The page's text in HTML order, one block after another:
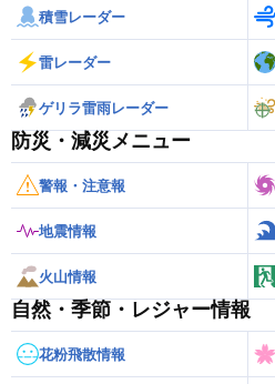
積雪レーダー
雷レーダー
ゲリラ雷雨レーダー
防災・減災メニュー
警報・注意報
地震情報
火山情報
自然・季節・レジャー情報
花粉飛散情報